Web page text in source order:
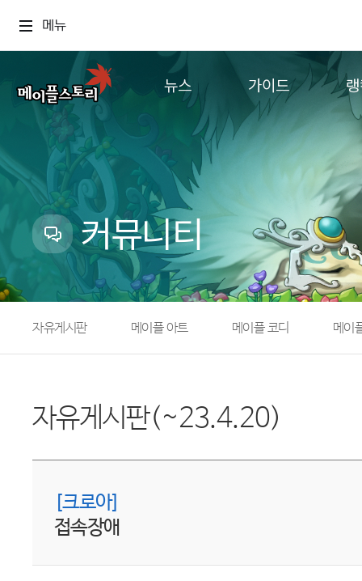
메뉴
뉴스
업데이트
이벤트
캐시샵 공지
메이플 알림판
with maple
가이드
추가정보
컨텐
커뮤니티
자유게시판 메이플 아트 메이플 코디 메이
자유게시판(~23.4.20)
[크로아]
접속장애